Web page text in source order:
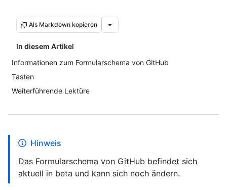
Als Markdown kopieren
In diesem Artikel
Informationen zum Formularschema von GitHub
Tasten
Weiterführende Lektüre
Hinweis
Das Formularschema von GitHub befindet sich
aktuell in beta und kann sich noch ändern.